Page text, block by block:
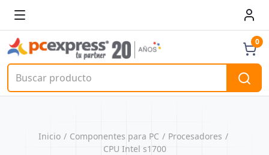
0
Inicio Componentes para PC
Procesadores
CPU Intel s1700